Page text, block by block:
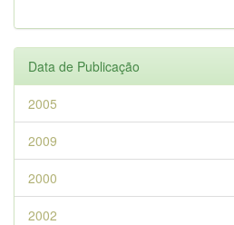
Data de Publicação
2005
2009
2000
2002